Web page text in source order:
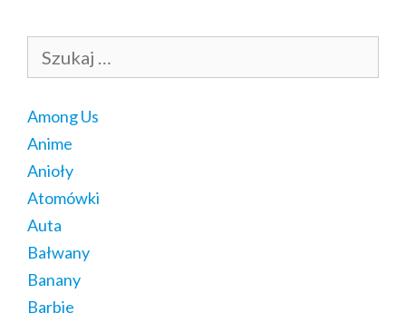
Among Us
Anime
Anioły
Atomówki
Auta
Bałwany
Banany
Barbie